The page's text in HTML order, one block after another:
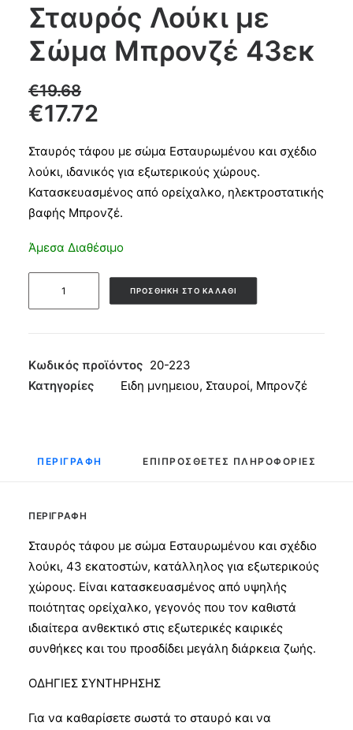
Products
search
CART
Σταυρός Λούκι με
Σώμα Μπρονζέ 43εκ
€19.68
€17.72
Σταυρός τάφου με σώμα Εσταυρωμένου και σχέδιο
λούκι, ιδανικός για εξωτερικούς χώρους.
Κατασκευασμένος από ορείχαλκο, ηλεκτροστατικής
βαφής Μπρονζέ.
Άμεσα Διαθέσιμο
Μπρονζέ
43εκ
ΠΡΟΣΘΉΚΗ ΣΤΟ ΚΑΛΆΘΙ
Κωδικός προϊόντος 20-223
Κατηγορίες
Ειδη μνημειου, Σταυροί, Μπρονζέ
ΠΕΡΙΓΡΑΦΉ ΕΠΙΠΡΌΣΘΕΤΕΣ ΠΛΗΡΟΦΟΡΊΕΣ
ΠΕΡΙΓΡΑΦΉ
Σταυρός τάφου με σώμα Εσταυρωμένου και σχέδιο
λούκι, 43 εκατοστών, κατάλληλος για εξωτερικούς
χώρους. Είναι κατασκευασμένος από υψηλής
ποιότητας ορείχαλκο, γεγονός που τον καθιστά
ιδιαίτερα ανθεκτικό στις εξωτερικές καιρικές
συνθήκες και του προσδίδει μεγάλη διάρκεια ζωής.
ΟΔΗΓΙΕΣ ΣΥΝΤΗΡΗΣΗΣ
Για να καθαρίσετε σωστά το σταυρό και να